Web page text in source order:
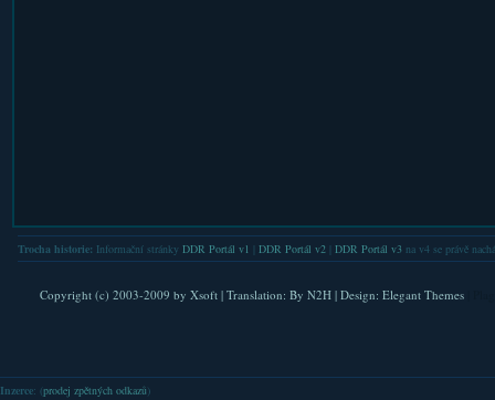
Trocha historie: Informační stránky DDR Portál v1 DDR Portál v2| DDR Portál v3na v4 se právě
Copyright (c) 2003-2009 by Xsoft| Translation: By N2H| Design: Elegant Themes
Inzerce: (prodej zpětných odkazů )